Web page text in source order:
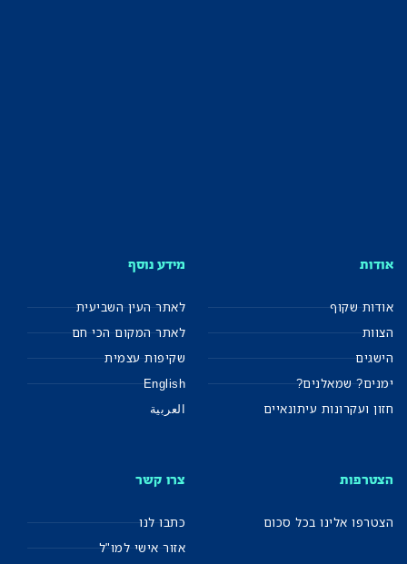
אודות
אודות שקוף
הצוות
הישגים
ימנים? שמאלנים?
חזון ועקרונות עיתונאיים
מידע נוסף
לאתר העין השביעית
לאתר המקום הכי חם
שקיפות עצמית
English
العربية
הצטרפות
הצטרפו אלינו בכל סכום
צרו קשר
כתבו לנו
אזור אישי למו"ל